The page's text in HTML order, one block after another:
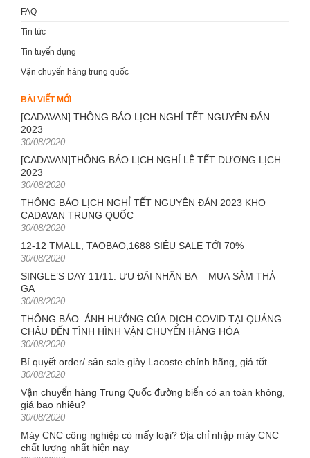
FAQ
Tin tức
Tin tuyển dụng
Vận chuyển hàng trung quốc
BÀI VIẾT MỚI
[CADAVAN] THÔNG BÁO LỊCH NGHỈ TẾT NGUYÊN ĐÁN
2023
Posted
30/08/2020
[CADAVAN]THÔNG BÁO LỊCH NGHỈ LỄ TẾT DƯƠNG LỊCH
2023
Posted
30/08/2020
THÔNG BÁO LỊCH NGHỈ TẾT NGUYÊN ĐÁN 2023 KHO
CADAVAN TRUNG QUỐC
Posted
30/08/2020
12-12 TMALL, TAOBAO,1688 SIÊU SALE TỚI 70%
Posted
30/08/2020
SINGLE’S DAY 11/11: ƯU ĐÃI NHÂN BA – MUA SẮM THẢ
GA
Posted
30/08/2020
THÔNG BÁO: ẢNH HƯỞNG CỦA DỊCH COVID TẠI QUẢNG
CHÂU ĐẾN TÌNH HÌNH VẬN CHUYỂN HÀNG HÓA
Posted
30/08/2020
Bí quyết order/ săn sale giày Lacoste chính hãng, giá tốt
Posted
30/08/2020
Vận chuyển hàng Trung Quốc đường biển có an toàn không,
giá bao nhiêu?
Posted
30/08/2020
Máy CNC công nghiệp có mấy loại? Địa chỉ nhập máy CNC
chất lượng nhất hiện nay